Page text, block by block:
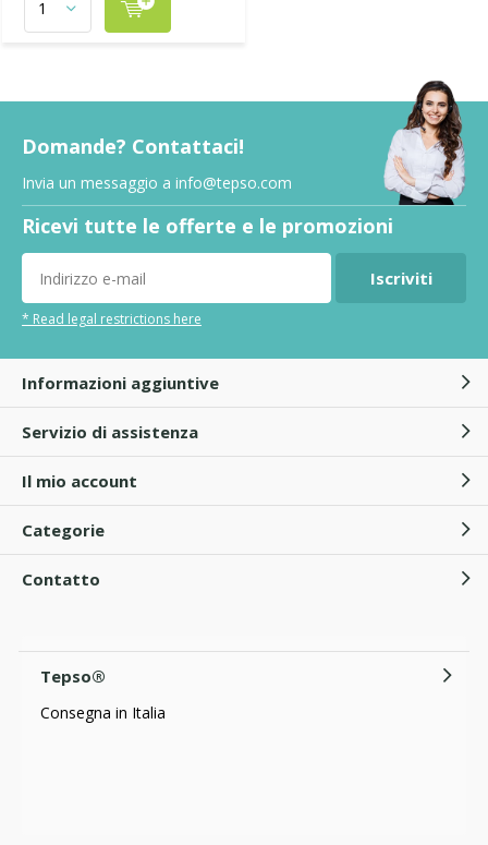
Domande? Contattaci!
Invia un messaggio a info@tepso.com
Ricevi tutte le offerte e le promozioni
Iscriviti
* Read legal restrictions here
Informazioni aggiuntive
Servizio di assistenza
Il mio account
Categorie
Contatto
Tepso®
Consegna in Italia